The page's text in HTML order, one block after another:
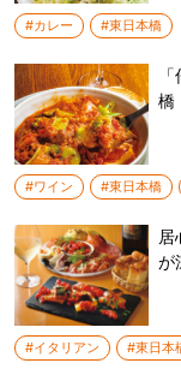
#カレー #東日本橋
橋
#ワイン #東日本橋
居
が
#イタリアン #東日本